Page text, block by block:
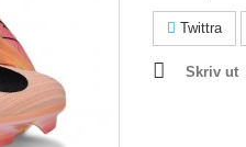
Twittra
Skriv ut